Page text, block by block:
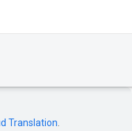
Translation